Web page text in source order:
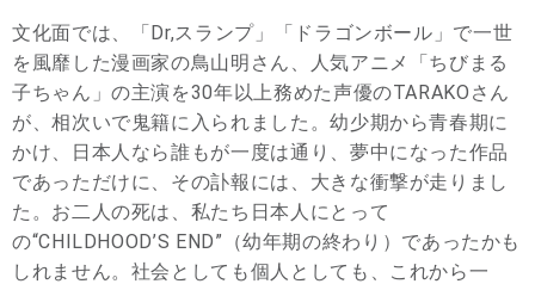
文化面では、「Dr,スランプ」「ドラゴンボール」で一世
を風靡した漫画家の鳥山明さん、人気アニメ「ちびまる
子ちゃん」の主演を30年以上務めた声優のTARAKOさん
が、相次いで鬼籍に入られました。幼少期から青春期に
かけ、日本人なら誰もが一度は通り、夢中になった作品
であっただけに、その訃報には、大きな衝撃が走りまし
た。お二人の死は、私たち日本人にとって
の“CHILDHOOD’S END”（幼年期の終わり）であったかも
しれません。社会としても個人としても、これから一